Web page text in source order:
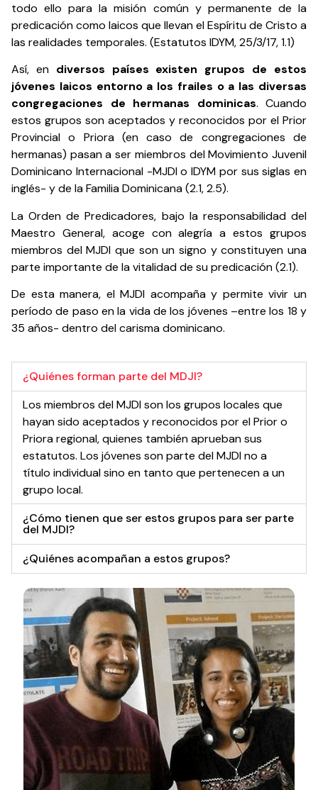
todo ello para la misión común y permanente de la
predicación como laicos que llevan el Espíritu de Cristo a
las realidades temporales. (Estatutos IDYM, 25/3/17, 1.1)
Así, en diversos países existen grupos de estos
jóvenes laicos entorno a los frailes o a las diversas
congregaciones de hermanas dominicas. Cuando
estos grupos son aceptados y reconocidos por el Prior
Provincial o Priora (en caso de congregaciones de
hermanas) pasan a ser miembros del Movimiento Juvenil
Dominicano Internacional -MJDI o IDYM por sus siglas en
inglés- y de la Familia Dominicana (2.1, 2.5).
La Orden de Predicadores, bajo la responsabilidad del
Maestro General, acoge con alegría a estos grupos
miembros del MJDI que son un signo y constituyen una
parte importante de la vitalidad de su predicación (2.1).
De esta manera, el MJDI acompaña y permite vivir un
período de paso en la vida de los jóvenes –entre los 18 y
35 años- dentro del carisma dominicano.
¿Quiénes forman parte del MDJI?
Los miembros del MJDI son los grupos locales que
hayan sido aceptados y reconocidos por el Prior o
Priora regional, quienes también aprueban sus
estatutos. Los jóvenes son parte del MJDI no a
título individual sino en tanto que pertenecen a un
grupo local.
¿Cómo tienen que ser estos grupos para ser parte
del MJDI?
¿Quiénes acompañan a estos grupos?